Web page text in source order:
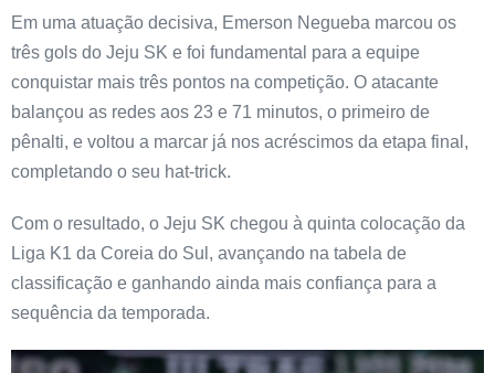
Em uma atuação decisiva, Emerson Negueba marcou os
três gols do Jeju SK e foi fundamental para a equipe
conquistar mais três pontos na competição. O atacante
balançou as redes aos 23 e 71 minutos, o primeiro de
pênalti, e voltou a marcar já nos acréscimos da etapa final,
completando o seu hat-trick.
Com o resultado, o Jeju SK chegou à quinta colocação da
Liga K1 da Coreia do Sul, avançando na tabela de
classificação e ganhando ainda mais confiança para a
sequência da temporada.